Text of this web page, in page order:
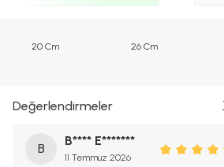
20 Cm 26 Cm
Değerlendirmeler
B
B**** E*******
11 Temmuz 2026